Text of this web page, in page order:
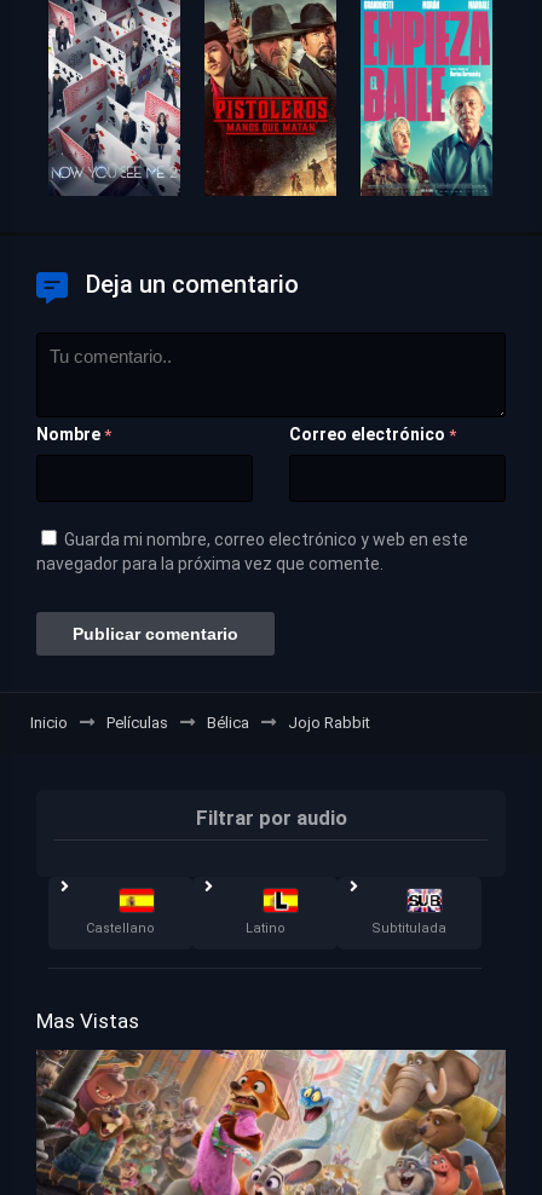
Deja un comentario
Nombre * Correo electrónico *
Guarda mi nombre, correo electrónico y web en este
navegador para la próxima vez que comente.
Inicio Películas Bélica Jojo Rabbit
Filtrar por audio
Castellano Latino Subtitulada
Mas Vistas